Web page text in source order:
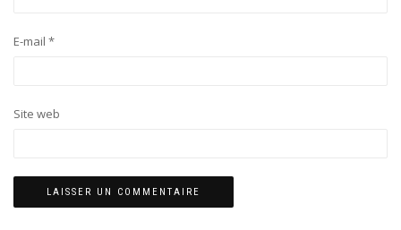
E-mail *
Site web